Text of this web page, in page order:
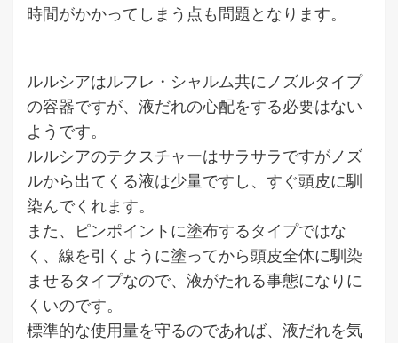
時間がかかってしまう点も問題となります。
ルルシアはルフレ・シャルム共にノズルタイプ
の容器ですが、液だれの心配をする必要はない
ようです。
ルルシアのテクスチャーはサラサラですがノズ
ルから出てくる液は少量ですし、すぐ頭皮に馴
染んでくれます。
また、ピンポイントに塗布するタイプではな
く、線を引くように塗ってから頭皮全体に馴染
ませるタイプなので、液がたれる事態になりに
くいのです。
標準的な使用量を守るのであれば、液だれを気